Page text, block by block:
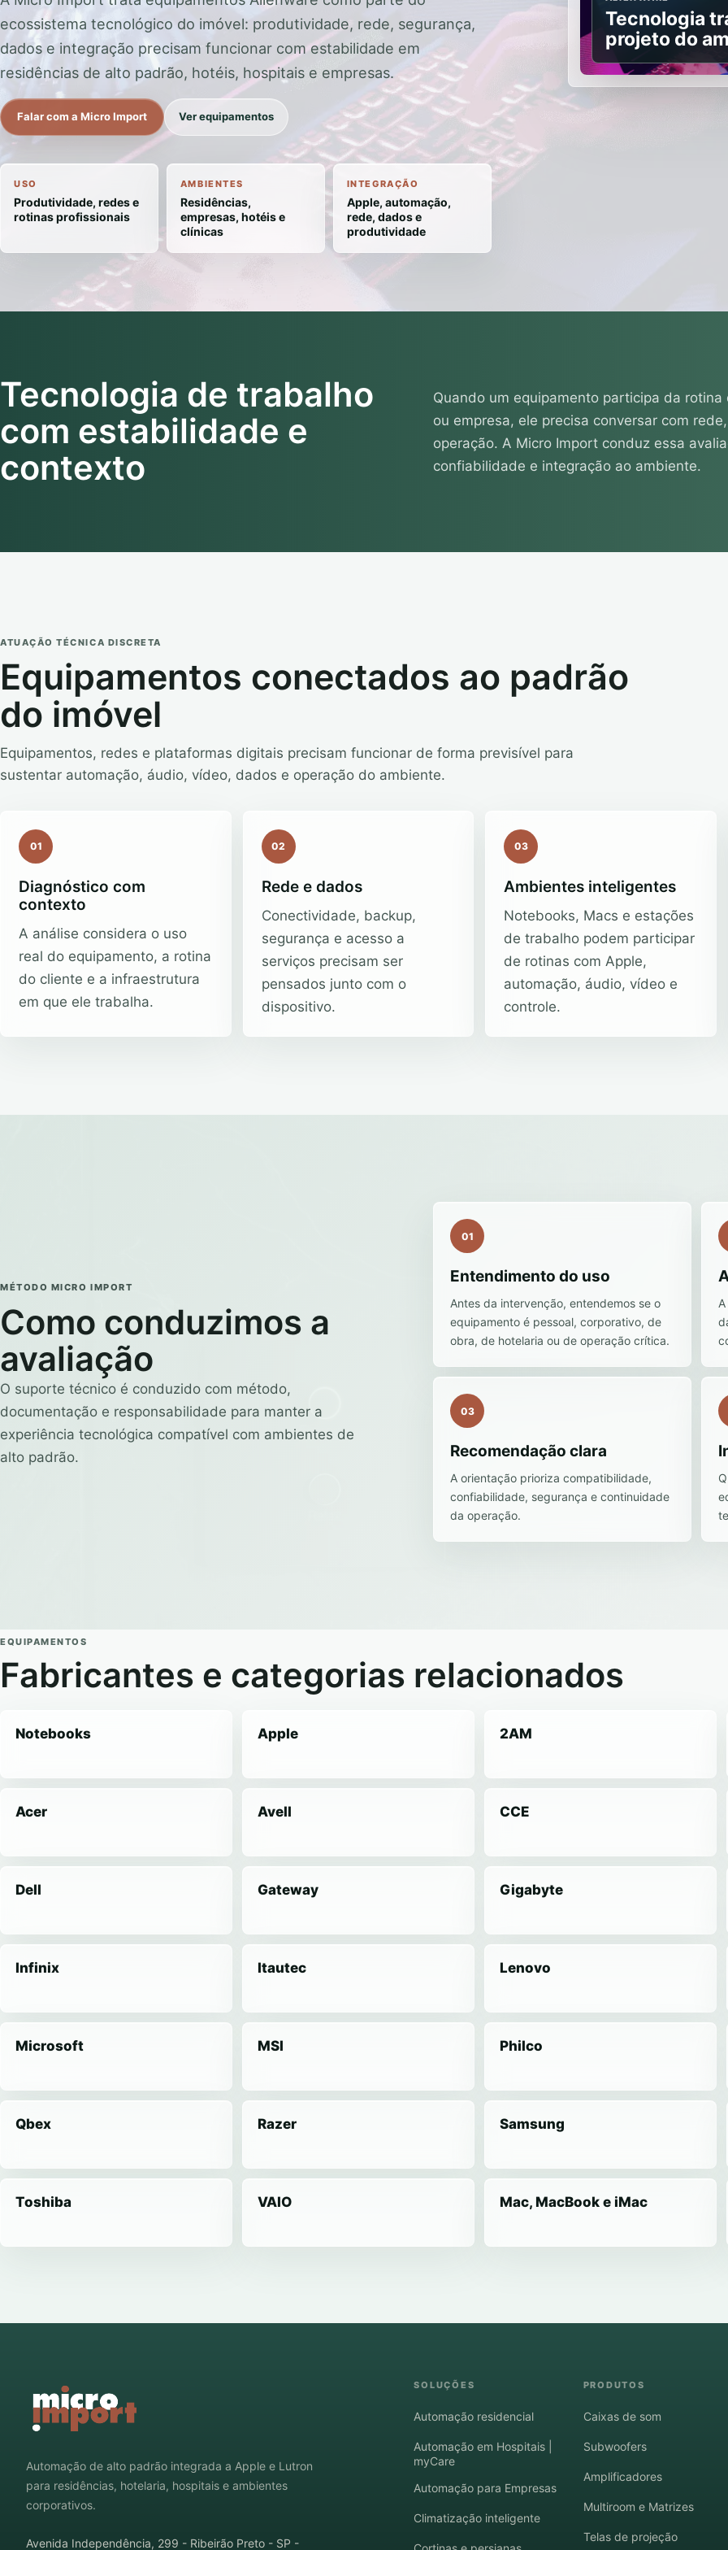
ecossistema tecnológico do imóvel: produtividade, rede, segurança,
dados e integração precisam funcionar com estabilidade em
residências de alto padrão, hotéis, hospitais e empresas.
Falar com a Micro Import Ver equipamentos
USO
Produtividade, redes e
rotinas profissionais
AMBIENTES
Residências,
empresas, hotéis e
clínicas
INTEGRAÇÃO
Apple, automação,
rede, dados e
produtividade
Tecnologia
projeto do
Tecnologia de trabalho
com estabilidade e
contexto
Quando um equipamento participa da
ou empresa, ele precisa conversar com
operação. A Micro Import conduz essa
confiabilidade e integração ao ambiente.
ATUAÇÃO TÉCNICA DISCRETA
Equipamentos conectados ao padrão
do imóvel
Equipamentos, redes e plataformas digitais precisam funcionar de forma previsível para
sustentar automação, áudio, vídeo, dados e operação do ambiente.
01
Diagnóstico com
contexto
A análise considera o uso
real do equipamento, a rotina
do cliente e a infraestrutura
em que ele trabalha.
02
Rede e dados
Conectividade, backup,
segurança e acesso a
serviços precisam ser
pensados junto com o
dispositivo.
03
Ambientes inteligentes
Notebooks, Macs e estações
de trabalho podem participar
de rotinas com Apple,
automação, áudio, vídeo e
controle.
MÉTODO MICRO IMPORT
Como conduzimos a
avaliação
O suporte técnico é conduzido com método,
documentação e responsabilidade para manter a
experiência tecnológica compatível com ambientes de
alto padrão.
01
Entendimento do uso
Antes da intervenção, entendemos se o
equipamento é pessoal, corporativo, de
obra, de hotelaria ou de operação crítica.
03
Recomendação clara
A orientação prioriza compatibilidade,
confiabilidade, segurança e continuidade
da operação.
EQUIPAMENTOS
Fabricantes e categorias relacionados
Notebooks Apple 2AM
Acer Avell CCE
Dell Gateway Gigabyte
Infinix Itautec Lenovo
Microsoft MSI Philco
Qbex Razer Samsung
Toshiba VAIO Mac, MacBook e iMac
Automação de alto padrão integrada a Apple e Lutron
para residências, hotelaria, hospitais e ambientes
corporativos.
Avenida Independência, 299 - Ribeirão Preto - SP -
SOLUÇÕES
Automação residencial
Automação em Hospitais |
myCare
Automação para Empresas
Climatização inteligente
PRODUTOS
Caixas de som
Subwoofers
Amplificadores
Multiroom e Matrizes
Telas de projeção